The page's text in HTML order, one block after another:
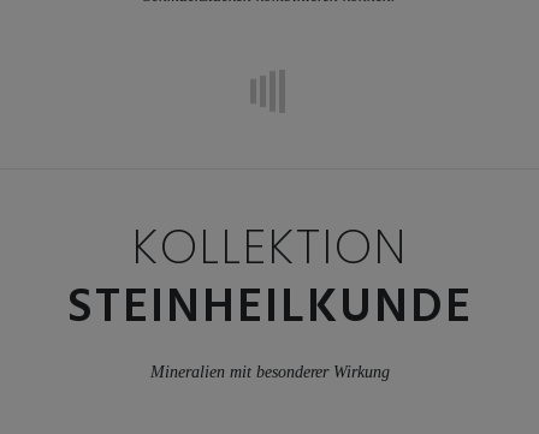
KOLLEKTION
STEINHEILKUNDE
Mineralien mit besonderer Wirkung